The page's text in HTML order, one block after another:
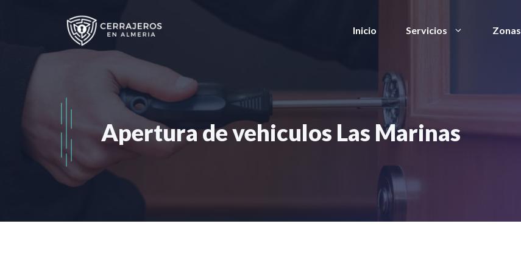
Inicio Servicios Zonas
Apertura de vehiculos Las Marinas